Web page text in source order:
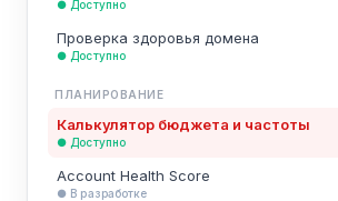
● Доступно
Проверка здоровья домена
● Доступно
ПЛАНИРОВАНИЕ
Калькулятор бюджета и частоты
● Доступно
Account Health Score
● В разработке